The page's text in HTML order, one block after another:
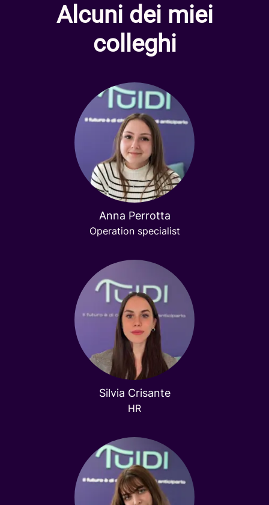
Alcuni dei miei
colleghi
Anna Perrotta
Operation specialist
Silvia Crisante
HR